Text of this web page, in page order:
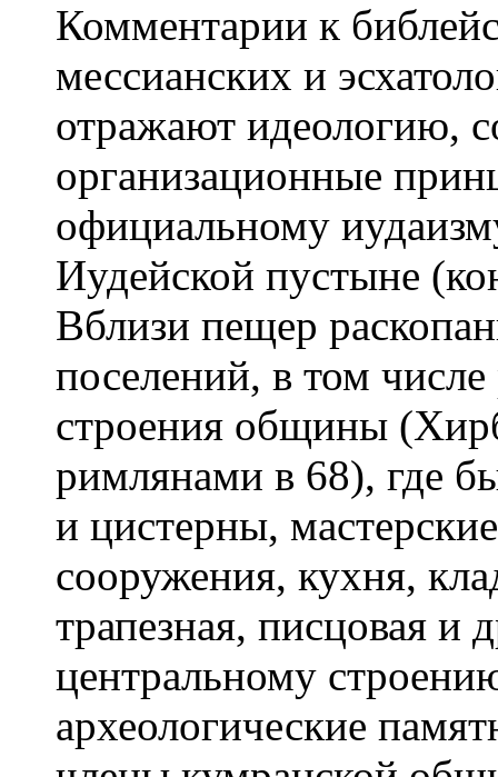
Комментарии к
мессианских и
отражают идеологию,
организационные
официальному
Иудейской пустыне
Вблизи пещер
поселений, в том
строения общины
римлянами в 68), где
и цистерны,
сооружения, кухня,
трапезная, писцовая
центральному
археологические